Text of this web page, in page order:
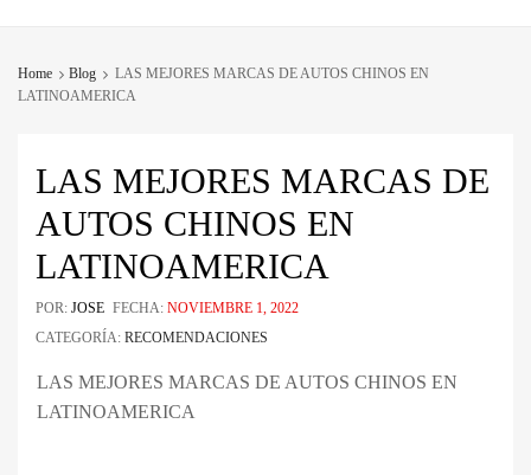
Home Blog
LAS MEJORES MARCAS DE AUTOS CHINOS EN
LATINOAMERICA
LAS MEJORES MARCAS DE
AUTOS CHINOS EN
LATINOAMERICA
POR: JOSE FECHA: NOVIEMBRE 1, 2022
CATEGORÍA: RECOMENDACIONES
LAS MEJORES MARCAS DE AUTOS CHINOS EN
LATINOAMERICA